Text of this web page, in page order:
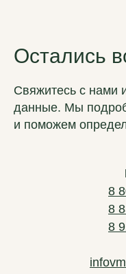
Остались
Свяжитесь с нами
данные. Мы
и поможем
8
8
8